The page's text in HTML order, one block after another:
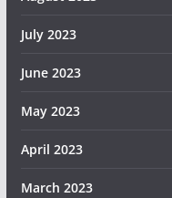
July 2023
June 2023
May 2023
April 2023
March 2023